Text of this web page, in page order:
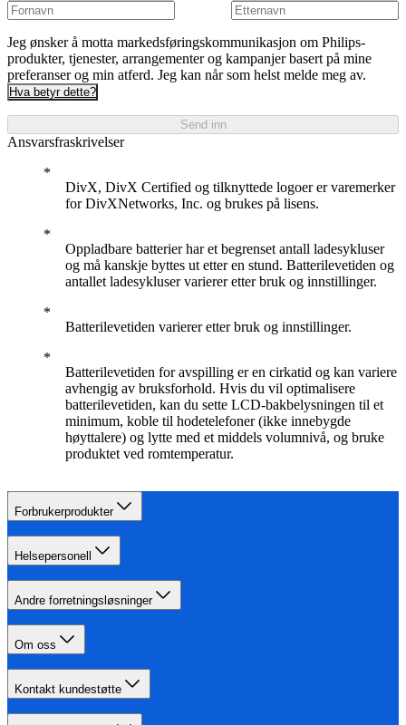
Jeg ønsker å motta markedsføringskommunikasjon om Philips-
produkter, tjenester, arrangementer og kampanjer basert på mine
preferanser og min atferd. Jeg kan når som helst melde meg av.
Hva betyr dette?
Send inn
Ansvarsfraskrivelser
DivX, DivX Certified og tilknyttede logoer er varemerker
for DivXNetworks, Inc. og brukes på lisens.
Oppladbare batterier har et begrenset antall ladesykluser
og må kanskje byttes ut etter en stund. Batterilevetiden og
antallet ladesykluser varierer etter bruk og innstillinger.
Batterilevetiden varierer etter bruk og innstillinger.
Batterilevetiden for avspilling er en cirkatid og kan variere
avhengig av bruksforhold. Hvis du vil optimalisere
batterilevetiden, kan du sette LCD-bakbelysningen til et
minimum, koble til hodetelefoner (ikke innebygde
høyttalere) og lytte med et middels volumnivå, og bruke
produktet ved romtemperatur.
Forbrukerprodukter
Helsepersonell
Andre forretningsløsninger
Om oss
Kontakt kundestøtte